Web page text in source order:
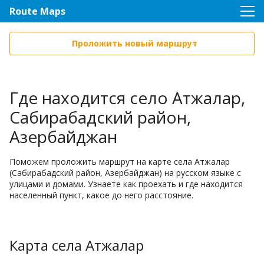
Route Maps
Проложить новый маршрут
Где находится село Атжалар,
Сабирабадский район,
Азербайджан
Поможем проложить маршрут на карте села Атжалар
(Сабирабадский район, Азербайджан) на русском языке с
улицами и домами. Узнаете как проехать и где находится
населенный пункт, какое до него расстояние.
Карта села Атжалар